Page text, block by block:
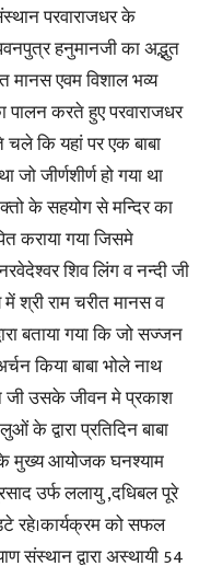
परवाराजधर के
हनुमानजी का अद्भुत
मानस एवम विशाल भव्य
पालन करते हुए परवाराजधर
कि यहां पर एक बाबा
जीर्णशीर्ण हो गया था
के सहयोग से मन्दिर का
कराया गया जिसमे
शिव लिंग व नन्दी जी
श्री राम चरीत मानस व
बताया गया कि जो सज्जन
किया बाबा भोले नाथ
जी उसके जीवन मे प्रकाश
के द्वारा प्रतिदिन बाबा
के मुख्य आयोजक घनश्याम
उर्फ ललायु ,दधिबल पूरे
रहे।कार्यक्रम को सफल
संस्थान द्वारा अस्थायी 54